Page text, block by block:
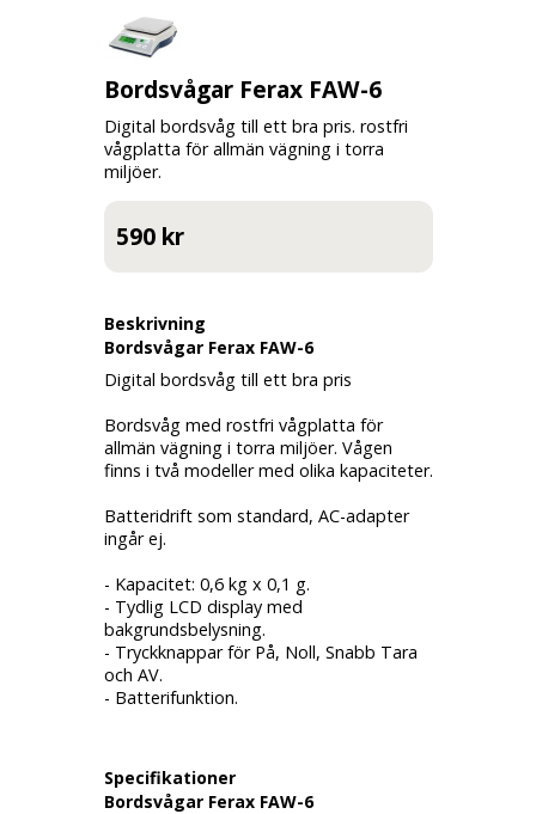
Bordsvågar Ferax FAW-6
Digital bordsvåg till ett bra pris. rostfri
vågplatta för allmän vägning i torra
miljöer.
590 kr
Beskrivning
Bordsvågar Ferax FAW-6
Digital bordsvåg till ett bra pris
Bordsvåg med rostfri vågplatta för
allmän vägning i torra miljöer. Vågen
finns i två modeller med olika kapaciteter.
Batteridrift som standard, AC-adapter
ingår ej.
- Kapacitet: 0,6 kg x 0,1 g.
- Tydlig LCD display med
bakgrundsbelysning.
- Tryckknappar för På, Noll, Snabb Tara
och AV.
- Batterifunktion.
Specifikationer
Bordsvågar Ferax FAW-6